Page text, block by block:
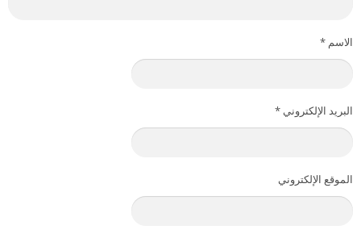
الاسم *
البريد الإلكتروني *
الموقع الإلكتروني